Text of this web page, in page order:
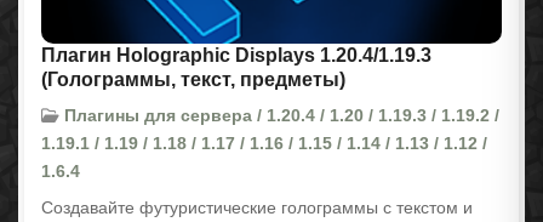
Плагин Holographic Displays 1.20.4/1.19.3
(Голограммы, текст, предметы)
Плагины для сервера / 1.20.4 / 1.20 / 1.19.3 / 1.19.2 /
1.19.1 / 1.19 / 1.18 / 1.17 / 1.16 / 1.15 / 1.14 / 1.13 / 1.12 /
1.6.4
Создавайте футуристические голограммы с текстом и